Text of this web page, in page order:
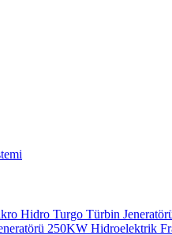
Jeneratörü 500KW Fra...
Yüksek Verimlilik, Düşük Isı...
Konteynerli Lityum-iyon
20kW Mikro Hidro Sabit
Hidro Turgo Türbin